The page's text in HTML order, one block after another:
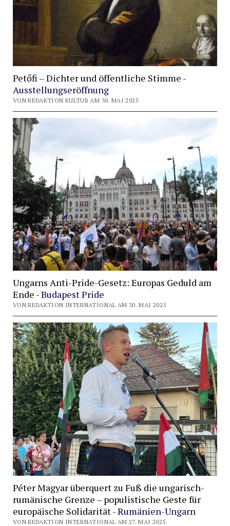
Petőfi – Dichter und öffentliche Stimme -
Ausstellungseröffnung
VON REDAKTION KULTUR AM 30. MAI 2025
Ungarns Anti-Pride-Gesetz: Europas Geduld am
Ende -Budapest Pride
VON REDAKTION INTERNATIONAL AM 30. MAI 2025
Péter Magyar überquert zu Fuß die ungarisch-
rumänische Grenze – populistische Geste für
europäische Solidarität -Rumänien-Ungarn
VON REDAKTION INTERNATIONAL AM 27. MAI 2025